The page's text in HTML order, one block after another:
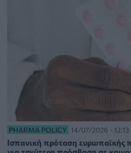
PHARMA POLICY 14/07/2026 - 12:13
Ισπανική πρόταση ευρωπαϊκής